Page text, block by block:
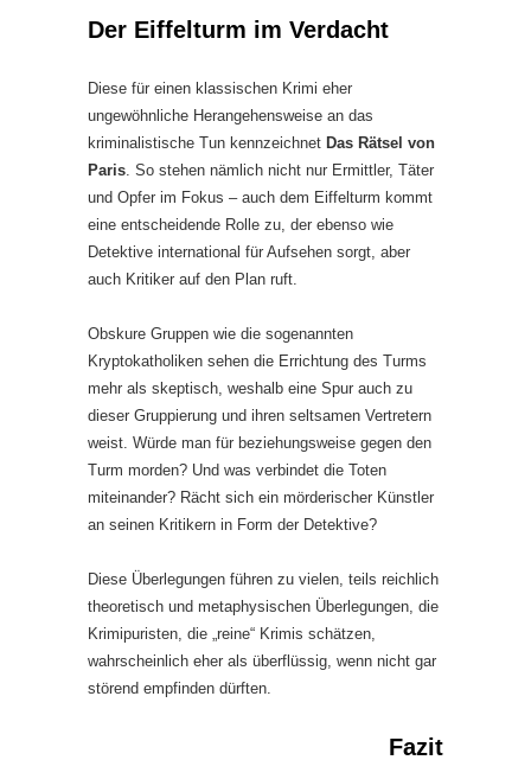
Der Eiffelturm im Verdacht
Diese für einen klassischen Krimi eher
ungewöhnliche Herangehensweise an das
kriminalistische Tun kennzeichnet Das Rätsel von
Paris . So stehen nämlich nicht nur Ermittler, Täter
und Opfer im Fokus – auch dem Eiffelturm kommt
eine entscheidende Rolle zu, der ebenso wie
Detektive international für Aufsehen sorgt, aber
auch Kritiker auf den Plan ruft.
Obskure Gruppen wie die sogenannten
Kryptokatholiken sehen die Errichtung des Turms
mehr als skeptisch, weshalb eine Spur auch zu
dieser Gruppierung und ihren seltsamen Vertretern
weist. Würde man für beziehungsweise gegen den
Turm morden? Und was verbindet die Toten
miteinander? Rächt sich ein mörderischer Künstler
an seinen Kritikern in Form der Detektive?
Diese Überlegungen führen zu vielen, teils reichlich
theoretisch und metaphysischen Überlegungen, die
Krimipuristen, die „reine“ Krimis schätzen,
wahrscheinlich eher als überflüssig, wenn nicht gar
störend empfinden dürften.
Fazit